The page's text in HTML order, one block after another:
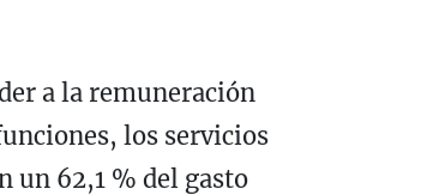
a la remuneración
los servicios
un 62,1 % del gasto